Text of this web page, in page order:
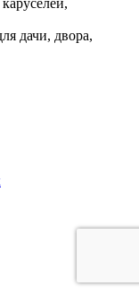
дачи, двора,